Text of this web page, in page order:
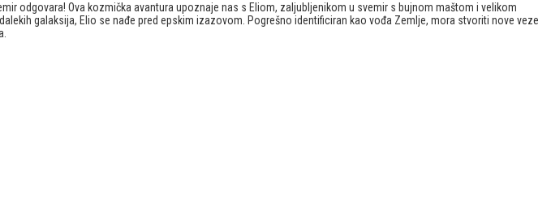
odgovara! Ova kozmička avantura upoznaje nas s Eliom, zaljubljenikom u svemir s bujnom maštom i velikom
galaksija, Elio se nađe pred epskim izazovom. Pogrešno identificiran kao vođa Zemlje, mora stvoriti nove veze